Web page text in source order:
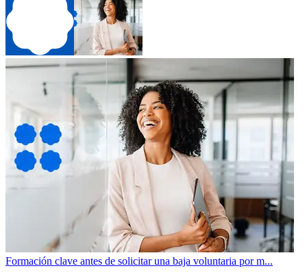
Formación clave antes de solicitar una baja voluntaria por m...